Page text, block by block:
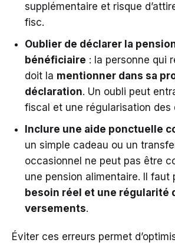
supplémentaire et risque
fisc.
Oublier de déclarer la
bénéficiaire : la personne qui
doit la mentionner dans sa
déclaration. Un oubli peut
fiscal et une régularisation des
Inclure une aide ponctuelle
un simple cadeau ou un
occasionnel ne peut pas être
une pension alimentaire. Il faut
besoin réel et une régularité
versements.
Éviter ces erreurs permet